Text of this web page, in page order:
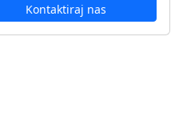
Kontaktiraj nas